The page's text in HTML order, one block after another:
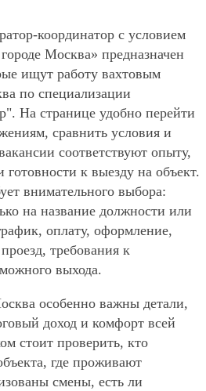
координатор с условием
Москва» предназначен
ищут работу вахтовым
по специализации
На странице удобно перейти
сравнить условия и
соответствуют опыту,
к выезду на объект.
внимательного выбора:
на название должности или
оплату, оформление,
требования к
выхода.
особенно важны детали,
доход и комфорт всей
стоит проверить, кто
где проживают
смены, есть ли